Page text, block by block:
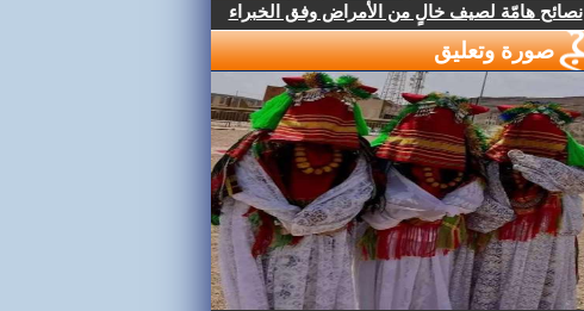
نصائح هامّة لصيف خالٍ من الأمراض وفق الخبراء
صورة وتعليق